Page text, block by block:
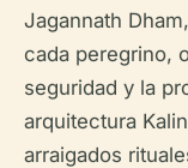
Jagannath
cada peregrino,
seguridad y la
arquitectura
arraigados